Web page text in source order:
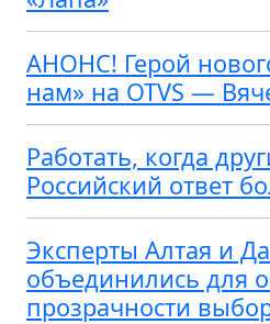
АНОНС! Герой
нам» на OTVS —
Работать, когда
Российский ответ
Эксперты Алтая и
объединились для
прозрачности